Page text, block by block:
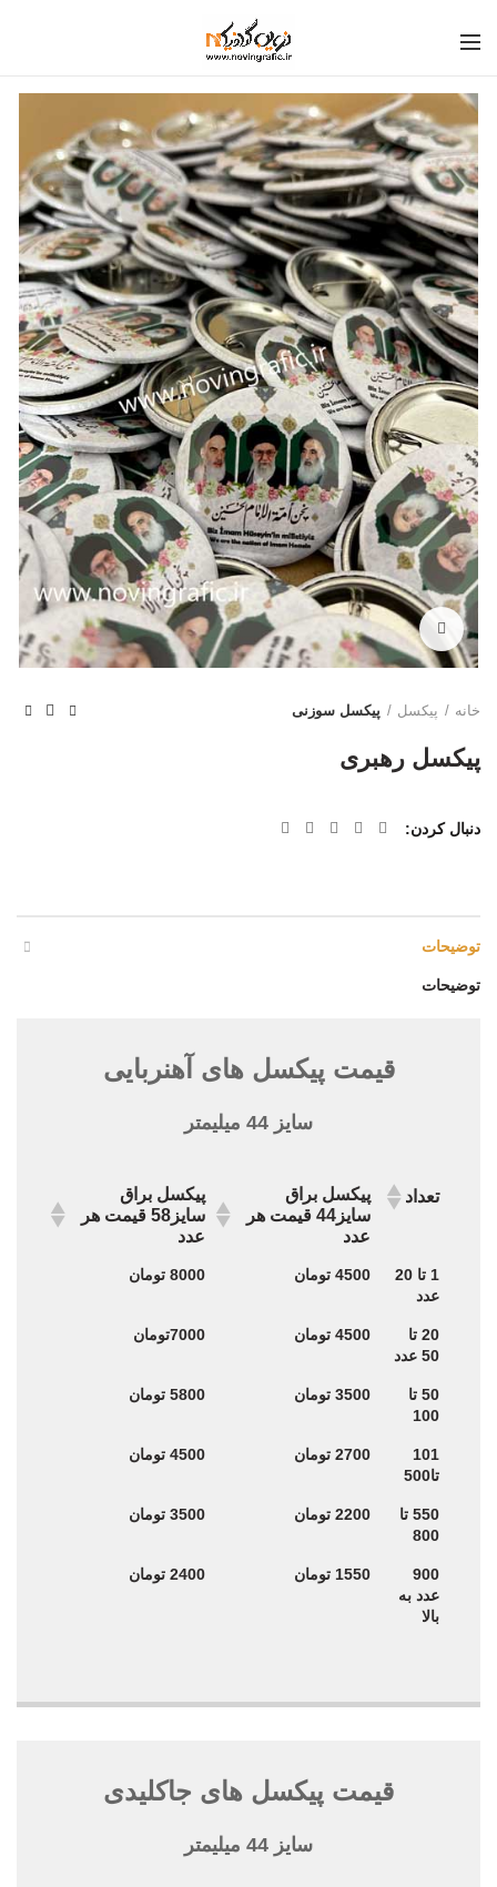
بزرگنمایی تصویر
خانه پیکسل پیکسل سوزنی
پیکسل رهبری
دنبال کردن
توضیحات
توضیحات
قیمت پیکسل های آهنربایی
سایز 44 میلیمتر
تعداد
پیکسل براق
سایز44 قیمت هر
عدد
پیکسل براق
سایز58 قیمت هر
عدد
تعداد
پیکسل براق
سایز44 قیمت هر
پیکسل براق
سایز58 قیمت هر
1 تا 20
عدد
4500 تومان 8000 تومان
20 تا
50 عدد
4500 تومان 7000تومان
50 تا
100
3500 تومان 5800 تومان
101
تا500
2700 تومان 4500 تومان
550 تا
800
2200 تومان 3500 تومان
900
عدد به
بالا
1550 تومان 2400 تومان
قیمت پیکسل های جاکلیدی
سایز 44 میلیمتر